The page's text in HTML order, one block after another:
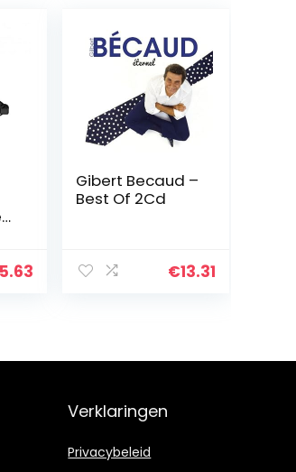
Gibert Becaud –
Best Of 2Cd
€13.31
Verklaringen
Privacybeleid